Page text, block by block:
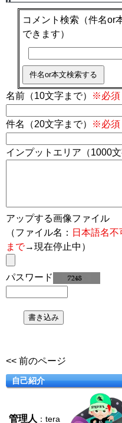
コメント検索 （件名or
できます）
名前（10文字まで） ※必須
件名（20文字まで） ※必須
インプットエリア（1000文
アップする画像ファイル
（ファイル名： 日本語名不
まで→現在停止中）
パスワード
<< 前のページ
自己紹介
管理人 ：tera